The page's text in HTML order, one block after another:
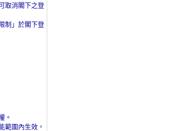
取消閣下之登
制」於閣下登
。
範圍內生效，